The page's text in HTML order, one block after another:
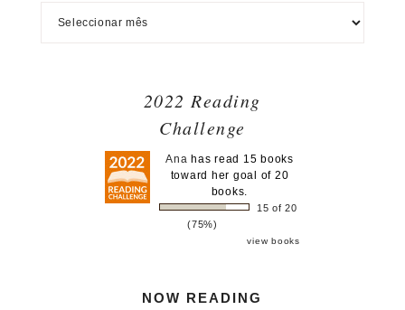
2022 Reading
Challenge
Ana has read 15 books
toward her goal of 20
books.
15 of 20
(75%)
view books
NOW READING